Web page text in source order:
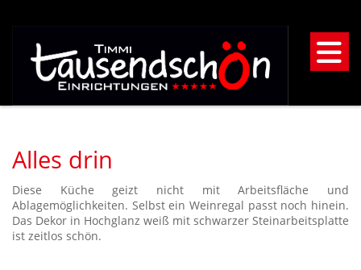
Alles drin
Diese Küche geizt nicht mit Arbeitsfläche und
Ablagemöglichkeiten. Selbst ein Weinregal passt noch hinein.
Das Dekor in Hochglanz weiß mit schwarzer Steinarbeitsplatte
ist zeitlos schön.